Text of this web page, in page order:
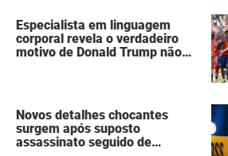
Especialista em linguagem
corporal revela o verdadeiro
motivo de Donald Trump não
Novos detalhes chocantes
surgem após suposto
assassinato seguido de